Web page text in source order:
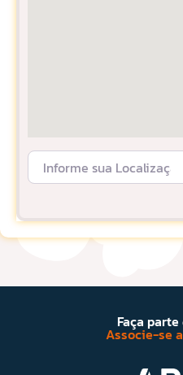
Informe sua Localização
Faça
Associe-se